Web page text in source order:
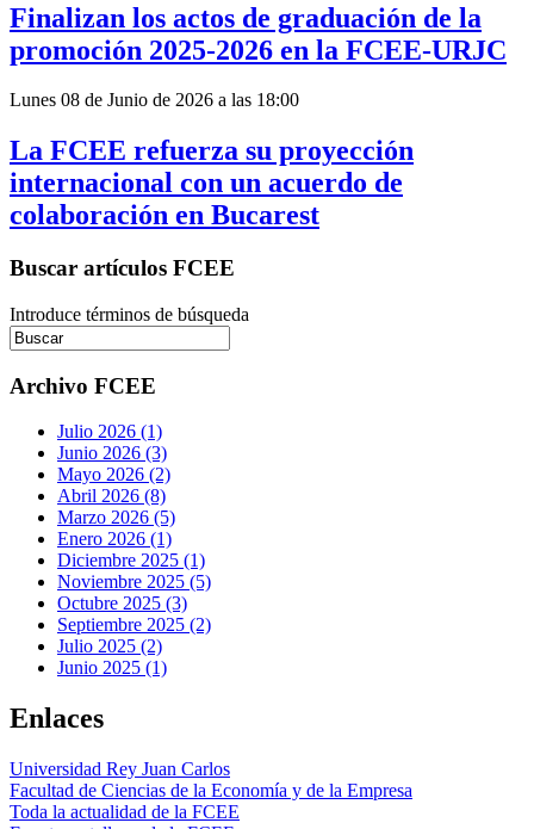
Finalizan los actos de graduación de la
promoción 2025-2026 en la FCEE-URJC
Lunes 08 de Junio de 2026 a las 18:00
La FCEE refuerza su proyección
internacional con un acuerdo de
colaboración en Bucarest
Buscar artículos FCEE
Introduce términos de búsqueda
Archivo FCEE
Julio 2026 (1)
Junio 2026 (3)
Mayo 2026 (2)
Abril 2026 (8)
Marzo 2026 (5)
Enero 2026 (1)
Diciembre 2025 (1)
Noviembre 2025 (5)
Octubre 2025 (3)
Septiembre 2025 (2)
Julio 2025 (2)
Junio 2025 (1)
Enlaces
Universidad Rey Juan Carlos
Facultad de Ciencias de la Economía y de la Empresa
Toda la actualidad de la FCEE